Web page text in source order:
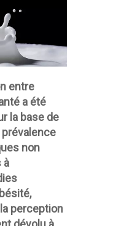
entre
a été
la base de
prévalence
non
à
perception